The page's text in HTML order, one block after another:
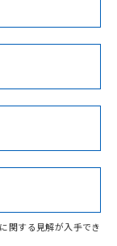
Cr(VI)
承認
ンス
KR型式
（韓国
No
合状況ページへ
ご検索ください
関する見解が入手でき